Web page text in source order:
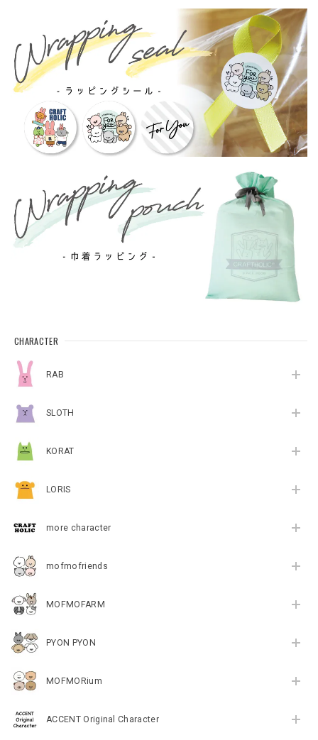
CHARACTER
RAB
SLOTH
KORAT
LORIS
more character
mofmofriends
MOFMOFARM
PYON PYON
MOFMORium
ACCENT Original Character